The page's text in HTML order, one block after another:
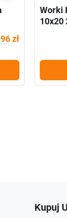
zł
Worki
10x20
Kupuj